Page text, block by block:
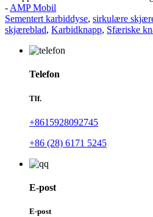
- AMP Mobil
Sementert karbiddyse, sirkulære
skjæreblad, Karbidknapp, Sfæriske
Telefon
Tlf.
+8615928092745
+86 (28) 6171 5245
E-post
E-post